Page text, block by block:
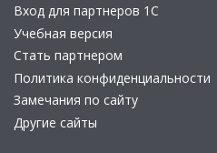
Вход для партнеров 1С
Учебная версия
Стать партнером
Политика конфиденциальности
Замечания по сайту
Другие сайты